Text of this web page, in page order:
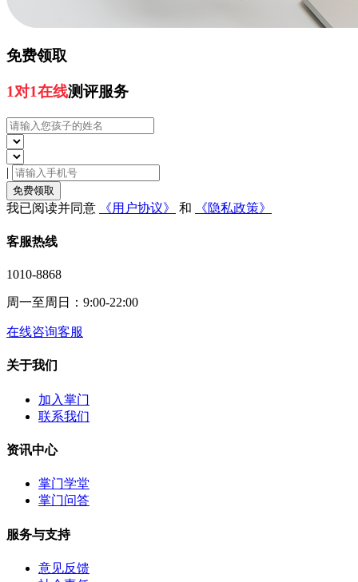
免费领取
1对1在线测评服务
|
免费领取
我已阅读并同意 《用户协议》 和 《隐私政策》
客服热线
1010-8868
周一至周日：9:00-22:00
在线咨询客服
关于我们
加入掌门
联系我们
资讯中心
掌门学堂
掌门问答
服务与支持
意见反馈